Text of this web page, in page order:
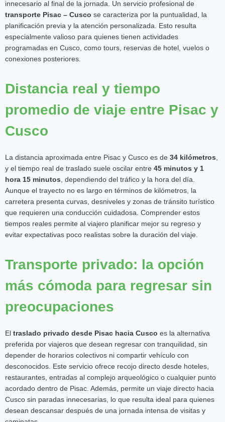
innecesario al final de la jornada. Un servicio profesional de
transporte Pisac – Cusco se caracteriza por la puntualidad, la
planificación previa y la atención personalizada. Esto resulta
especialmente valioso para quienes tienen actividades
programadas en Cusco, como tours, reservas de hotel, vuelos o
conexiones posteriores.
Distancia real y tiempo
promedio de viaje entre Pisac y
Cusco
La distancia aproximada entre Pisac y Cusco es de 34 kilómetros
y el tiempo real de traslado suele oscilar entre 45 minutos y 1
hora 15 minutos , dependiendo del tráfico y la hora del día.
Aunque el trayecto no es largo en términos de kilómetros, la
carretera presenta curvas, desniveles y zonas de tránsito turístico
que requieren una conducción cuidadosa. Comprender estos
tiempos reales permite al viajero planificar mejor su regreso y
evitar expectativas poco realistas sobre la duración del viaje.
Transporte privado: la opción
más cómoda para regresar sin
preocupaciones
El traslado privado desde Pisac hacia Cusco es la alternativa
preferida por viajeros que desean regresar con tranquilidad, sin
depender de horarios colectivos ni compartir vehículo con
desconocidos. Este servicio ofrece recojo directo desde hoteles,
restaurantes, entradas al complejo arqueológico o cualquier punto
acordado dentro de Pisac. Además, permite un viaje directo hacia
Cusco sin paradas innecesarias, lo que resulta ideal para quienes
desean descansar después de una jornada intensa de visitas y